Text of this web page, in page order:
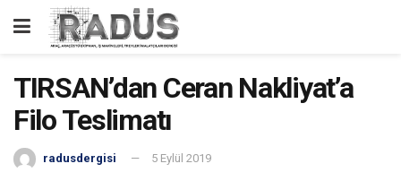
TIRSAN’dan Ceran Nakliyat’a
Filo Teslimatı
radusdergisi 5 Eylül 2019